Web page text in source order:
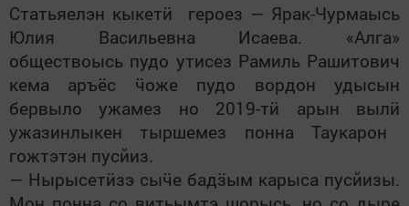
Статьяелэн кыкетӥ героез — Ярак-Чурмаысь
Юлия Васильевна Исаева. «Алга»
обществоысь пудо утисез Рамиль Рашитович
кема аръёс ӵоже пудо вордон удысын
бервыло ужамез но 2019-тӥ арын вылӥ
ужазинлыкен тыршемез понна Таукарон
гожтэтэн пусйиз.
— Нырысетӥзэ сыӵе бадӟым карыса пусйизы.